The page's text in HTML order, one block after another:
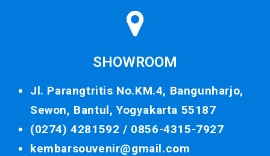
SHOWROOM
Jl. Parangtritis No.KM.4, Bangunharjo,
Sewon, Bantul, Yogyakarta 55187
(0274) 4281592 / 0856-4315-7927
kembarsouvenir@gmail.com